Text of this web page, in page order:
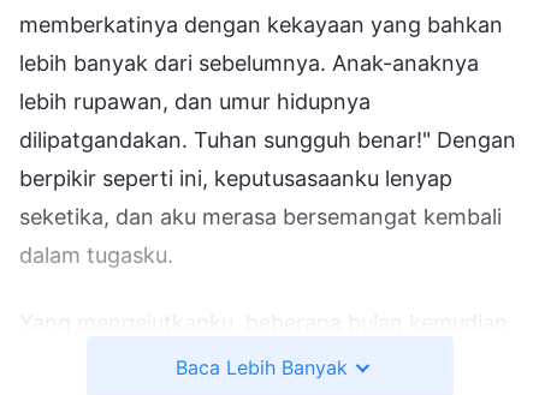
memberkatinya dengan kekayaan yang bahkan
lebih banyak dari sebelumnya. Anak-anaknya
lebih rupawan, dan umur hidupnya
dilipatgandakan. Tuhan sungguh benar!" Dengan
berpikir seperti ini, keputusasaanku lenyap
seketika, dan aku merasa bersemangat kembali
dalam tugasku.
Yang mengejutkanku, beberapa bulan kemudian
aku mendengar bahwa kanker Guo Li kambuh
Baca Lebih Banyak